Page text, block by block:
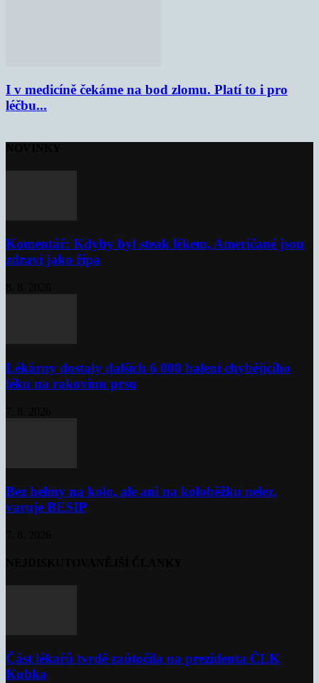
I v medicíně čekáme na bod zlomu. Platí to i pro
léčbu...
Komentář: Kdyby byl steak lékem, Američané jsou
zdraví jako řípa
Lékárny dostaly dalších 6 000 balení chybějícího
léku na rakovinu prsu
Bez helmy na kolo, ale ani na koloběžku nelez,
varuje BESIP
Část lékařů tvrdě zaútočila na prezidenta ČLK
Kubka